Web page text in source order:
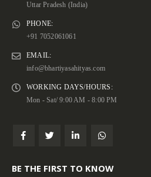
Uttar Pradesh (India)
PHONE:
+91 7052061061
EMAIL:
info@bhartiyasahityas.com
WORKING DAYS/HOURS:
Mon - Sat/ 9:00 AM - 8:00 PM
BE THE FIRST TO KNOW